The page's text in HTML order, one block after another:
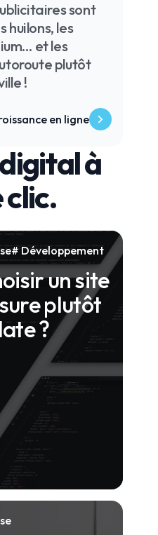
sont
huilons, les
et les
plutôt
!
en ligne
à
Développement
un site
plutôt
?